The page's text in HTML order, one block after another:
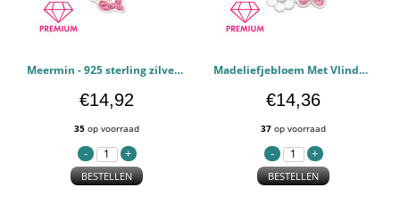
Meermin - 925 sterling zilver Kettingen voor kinderen PCJW48781
€14,92
35 op voorraad
BESTELLEN
Madeliefjebloem Met Vlinder - 925 sterling zilver Kettingen voor kinderen PCJW48773
€14,36
37 op voorraad
BESTELLEN